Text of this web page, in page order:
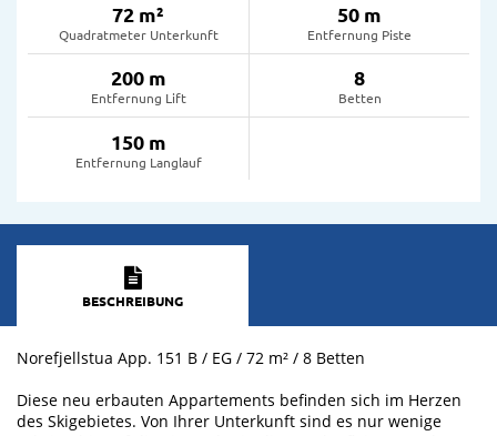
72 m²
Quadratmeter Unterkunft
50 m
Entfernung Piste
200 m
Entfernung Lift
8
Betten
150 m
Entfernung Langlauf
BESCHREIBUNG
Norefjellstua App. 151 B / EG / 72 m² / 8 Betten
Diese neu erbauten Appartements befinden sich im Herzen
des Skigebietes. Von Ihrer Unterkunft sind es nur wenige